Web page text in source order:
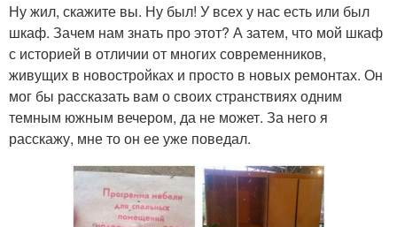
Ну жил, скажите вы. Ну был! У всех у нас есть или был
шкаф. Зачем нам знать про этот? А затем, что мой шкаф
с историей в отличии от многих современников,
живущих в новостройках и просто в новых ремонтах. Он
мог бы рассказать вам о своих странствиях одним
темным южным вечером, да не может. За него я
расскажу, мне то он ее уже поведал.